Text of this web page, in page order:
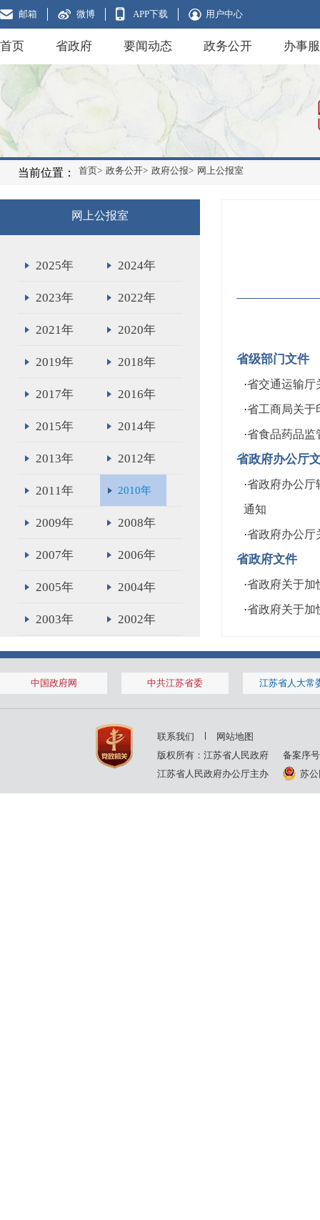
邮箱 微博 APP下载 用户中心
首页 省政府 要闻动态 政务公开 办事
当前位置： 首页> 政务公开> 政府公报> 网上公报室
网上公报室
2025年 2024年
2023年 2022年
2021年 2020年
2019年 2018年
2017年 2016年
2015年 2014年
2013年 2012年
2011年 2010年
2009年 2008年
2007年 2006年
2005年 2004年
2003年 2002年
2001年 2000年
1999年
省级部门文件
·省交通运输厅
·省工商局关于
·省食品药品监
省政府办公厅
·省政府办公厅
通知
·省政府办公厅
省政府文件
·省政府关于加
·省政府关于加
中国政府网 中共江苏省委 江苏省人大常
联系我们
网站地图
版权所有：江苏省人民政府
备案序
江苏省人民政府办公厅主办
苏